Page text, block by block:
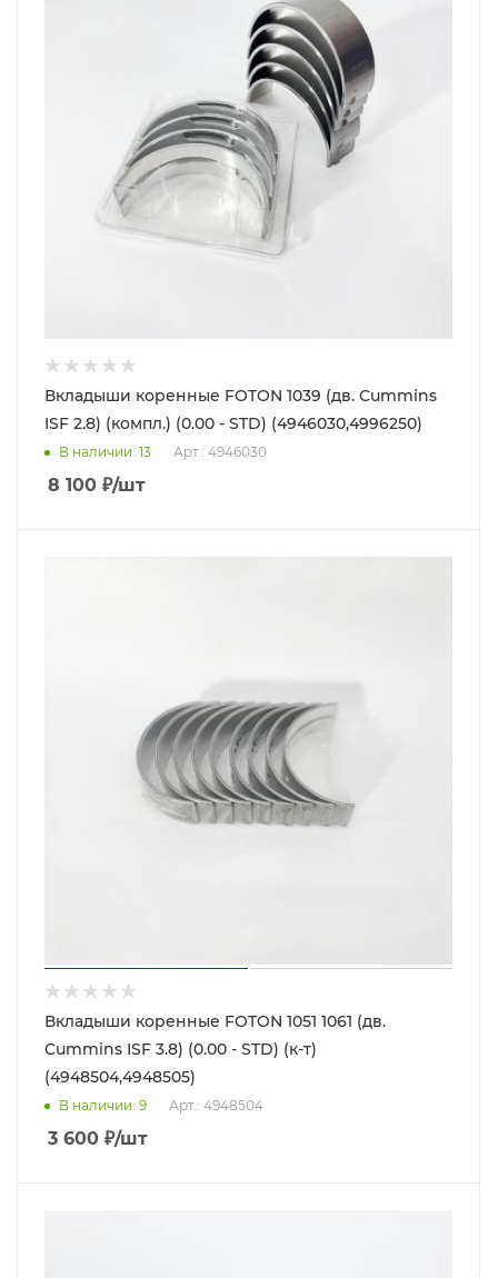
Вкладыши коренные FOTON 1039 (дв. Cummins
ISF 2.8) (компл.) (0.00 - STD) (4946030,4996250)
В наличии: 13 Арт.: 4946030
8 100 ₽/шт
Вкладыши коренные FOTON 1051 1061 (дв.
Cummins ISF 3.8) (0.00 - STD) (к-т)
(4948504,4948505)
В наличии: 9 Арт.: 4948504
3 600 ₽/шт